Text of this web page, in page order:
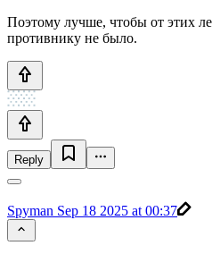
Поэтому лучше, чтобы от этих
противнику не было.
Reply
Spyman Sep 18 2025 at 00:37